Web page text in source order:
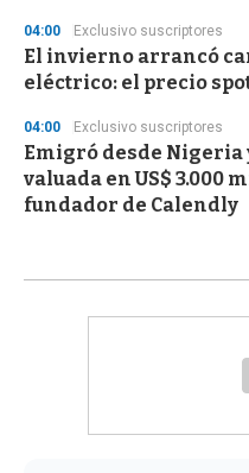
04:00 Exclusivo suscriptores
El invierno arrancó
eléctrico: el precio
04:00 Exclusivo suscriptores
Emigró desde Nigeria
valuada en US$ 3.000
fundador de Calendly